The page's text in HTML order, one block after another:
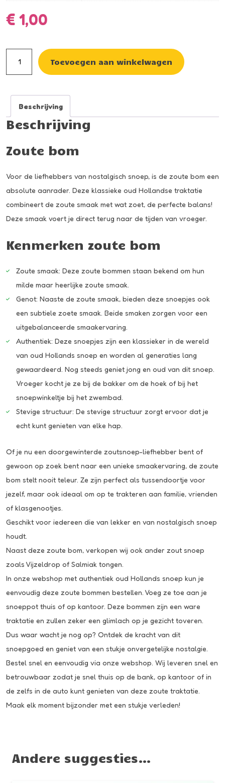
€ 1,00
Toevoegen aan winkelwagen
Beschrijving
Beschrijving
Zoute bom
Voor de liefhebbers van nostalgisch snoep, is de zoute bom een
absolute aanrader. Deze klassieke oud Hollandse traktatie
combineert de zoute smaak met wat zoet, de perfecte balans!
Deze smaak voert je direct terug naar de tijden van vroeger.
Kenmerken zoute bom
Zoute smaak: Deze zoute bommen staan bekend om hun
milde maar heerlijke zoute smaak.
Genot: Naaste de zoute smaak, bieden deze snoepjes ook
een subtiele zoete smaak. Beide smaken zorgen voor een
uitgebalanceerde smaakervaring.
Authentiek: Deze snoepjes zijn een klassieker in de wereld
van oud Hollands snoep en worden al generaties lang
gewaardeerd. Nog steeds geniet jong en oud van dit snoep.
Vroeger kocht je ze bij de bakker om de hoek of bij het
snoepwinkeltje bij het zwembad.
Stevige structuur: De stevige structuur zorgt ervoor dat je
echt kunt genieten van elke hap.
Of je nu een doorgewinterde zoutsnoep-liefhebber bent of
gewoon op zoek bent naar een unieke smaakervaring, de zoute
bom stelt nooit teleur. Ze zijn perfect als tussendoortje voor
jezelf, maar ook ideaal om op te trakteren aan familie, vrienden
of klasgenootjes.
Geschikt voor iedereen die van lekker en van nostalgisch snoep
houdt.
Naast deze zoute bom, verkopen wij ook ander zout snoep
zoals Vijzeldrop of Salmiak tongen.
In onze webshop met authentiek oud Hollands snoep kun je
eenvoudig deze zoute bommen bestellen. Voeg ze toe aan je
snoeppot thuis of op kantoor. Deze bommen zijn een ware
traktatie en zullen zeker een glimlach op je gezicht toveren.
Dus waar wacht je nog op? Ontdek de kracht van dit
snoepgoed en geniet van een stukje onvergetelijke nostalgie.
Bestel snel en eenvoudig via onze webshop. Wij leveren snel en
betrouwbaar zodat je snel thuis op de bank, op kantoor of in
de zelfs in de auto kunt genieten van deze zoute traktatie.
Maak elk moment bijzonder met een stukje verleden!
Andere suggesties…